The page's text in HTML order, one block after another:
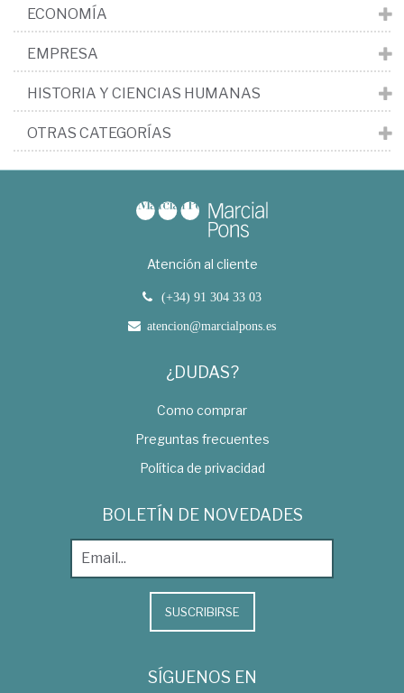
ECONOMÍA
EMPRESA
HISTORIA Y CIENCIAS HUMANAS
OTRAS CATEGORÍAS
Atención al cliente
(+34) 91 304 33 03
atencion@marcialpons.es
¿DUDAS?
Como comprar
Preguntas frecuentes
Política de privacidad
BOLETÍN DE NOVEDADES
SUSCRIBIRSE
SÍGUENOS EN